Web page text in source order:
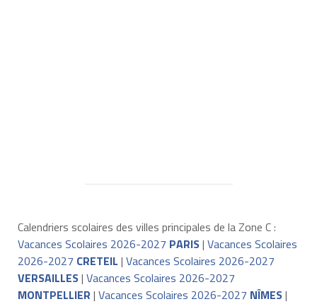
Calendriers scolaires des villes principales de la Zone C :
Vacances Scolaires 2026-2027 PARIS| Vacances Scolaires
2026-2027 CRETEIL | Vacances Scolaires 2026-2027
VERSAILLES| Vacances Scolaires 2026-2027
MONTPELLIER | Vacances Scolaires 2026-2027 NÎMES|